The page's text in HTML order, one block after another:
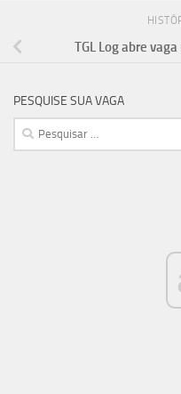
TGL Log abre
PESQUISE SUA VAGA
Pesquisar
por: